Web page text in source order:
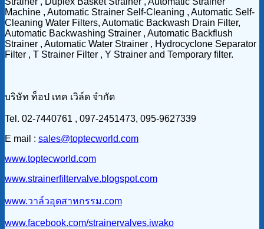
Machine , Automatic Strainer Self-Cleaning , Automatic Self-
Cleaning Water Filters, Automatic Backwash Drain Filter,
Automatic Backwashing Strainer , Automatic Backflush
Strainer , Automatic Water Strainer , Hydrocyclone Separator
Filter , T Strainer Filter , Y Strainer and Temporary filter.
บริษัท ท็อป เทค เวิล์ด จำกัด
Tel. 02-7440761 , 097-2451473, 095-9627339
E mail : sales@toptecworld.com
www.toptecworld.com
www.strainerfiltervalve.blogspot.com
www.วาล์วอุตสาหกรรม.com
www.facebook.com/strainervalves.iwako